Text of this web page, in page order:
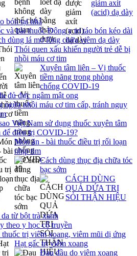
giảm axít
(acid) dạ dày
bón tại nhà
và bài thuốc Đông y trị táo bón kéo dài
dùng lá mơ lông chữa viêm dạ dày
Thói quen xấu khiến người trẻ dễ bị
nhồi máu cơ tim
Xuyên tâm liên – Vị thuốc
tiềm năng trong phòng
chống COVID-19
đủ đực ngâm mật ong
ngừa nhồi máu cơ tim cấp, tránh nguy
Việt Nam sử dụng thuốc xuyên tâm
để điều trị COVID-19?
Món ăn - bài thuốc điều trị rối loạn
nhịp tim
Cách dùng thục địa chữa tóc
bạc sớm
CÁCH DÙNG
QUẢ DỨA TRỊ
SỎI THẬN HIỆU
từ bột trà xanh
theo y học cổ truyền
thuốc trị viêm xoang, viêm mũi dị ứng
Hạt gấc trị viêm xoang
Đau đầu do viêm xoang